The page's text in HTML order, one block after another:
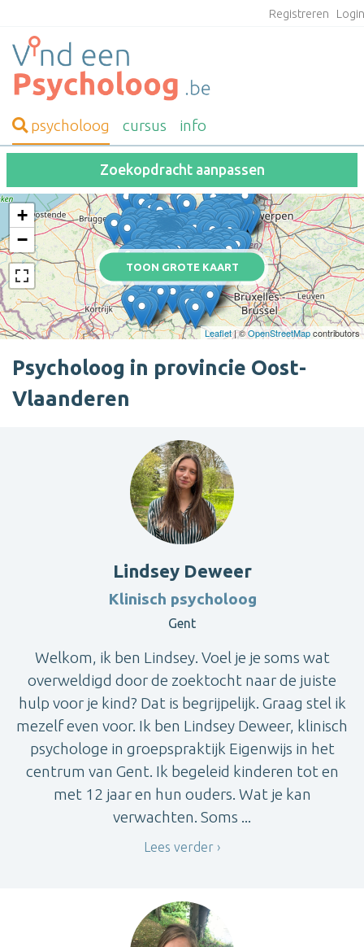
Registreren
psycholoog cursus info
Zoekopdracht aanpassen
TOON GROTE KAART
+
−
Leaflet| ©OpenStreetMapcontributors
Psycholoog in provincie Oost-
Vlaanderen
Lindsey Deweer
Klinisch psycholoog
Gent
Welkom, ik ben Lindsey. Voel je je soms wat
overweldigd door de zoektocht naar de juiste
hulp voor je kind? Dat is begrijpelijk. Graag stel ik
mezelf even voor. Ik ben Lindsey Deweer, klinisch
psychologe in groepspraktijk Eigenwijs in het
centrum van Gent. Ik begeleid kinderen tot en
met 12 jaar en hun ouders. Wat je kan
verwachten. Soms ...
Lees verder